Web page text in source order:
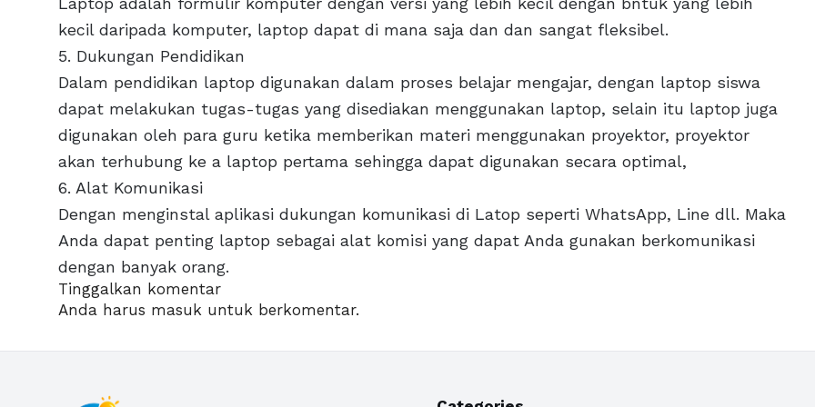
kecil daripada komputer, laptop dapat di mana saja dan dan sangat fleksibel.
5. Dukungan Pendidikan
Dalam pendidikan laptop digunakan dalam proses belajar mengajar, dengan laptop siswa
dapat melakukan tugas-tugas yang disediakan menggunakan laptop, selain itu laptop juga
digunakan oleh para guru ketika memberikan materi menggunakan proyektor, proyektor
akan terhubung ke a laptop pertama sehingga dapat digunakan secara optimal,
6. Alat Komunikasi
Dengan menginstal aplikasi dukungan komunikasi di Latop seperti WhatsApp, Line dll. Maka
Anda dapat penting laptop sebagai alat komisi yang dapat Anda gunakan berkomunikasi
dengan banyak orang.
Tinggalkan komentar
Anda harus masuk untuk berkomentar.